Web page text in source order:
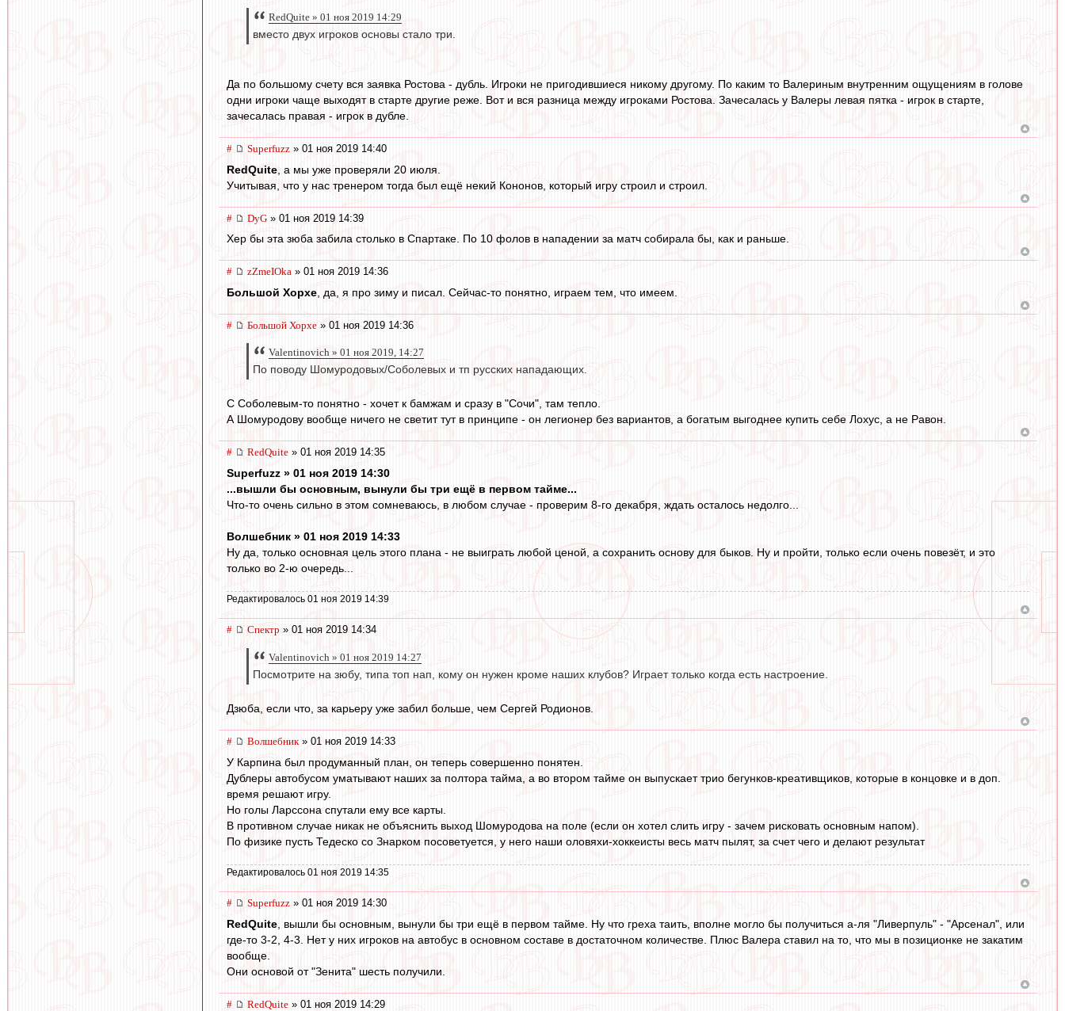
RedQuite » 01 ноя 2019 14:29
вместо двух игроков основы стало три.
Да по большому счету вся заявка Ростова - дубль. Игроки не пригодившиеся никому другому. По каким то Валериным внутренним ощущениям в голове
одни игроки чаще выходят в старте другие реже. Вот и вся разница между игроками Ростова. Зачесалась у Валеры левая пятка - игрок в старте,
зачесалась правая - игрок в дубле.
# Superfuzz » 01 ноя 2019 14:40
RedQuite , а мы уже проверяли 20 июля.
Учитывая, что у нас тренером тогда был ещё некий Кононов, который игру строил и строил.
# DyG » 01 ноя 2019 14:39
Хер бы эта зюба забила столько в Спартаке. По 10 фолов в нападении за матч собирала бы, как и раньше.
# zZmeIOka » 01 ноя 2019 14:36
Большой Хорхе , да, я про зиму и писал. Сейчас-то понятно, играем тем, что имеем.
# Большой Хорхе » 01 ноя 2019 14:36
Valentinovich » 01 ноя 2019, 14:27
По поводу Шомуродовых/Соболевых и тп русских нападающих.
С Соболевым-то понятно - хочет к бамжам и сразу в "Сочи", там тепло.
А Шомуродову вообще ничего не светит тут в принципе - он легионер без вариантов, а богатым выгоднее купить себе Лохус, а не Равон.
# RedQuite » 01 ноя 2019 14:35
Superfuzz » 01 ноя 2019 14:30
...вышли бы основным, вынули бы три ещё в первом тайме...
Что-то очень сильно в этом сомневаюсь, в любом случае - проверим 8-го декабря, ждать осталось недолго...
Волшебник » 01 ноя 2019 14:33
Ну да, только основная цель этого плана - не выиграть любой ценой, а сохранить основу для быков. Ну и пройти, только если очень повезёт, и это
только во 2-ю очередь...
Редактировалось 01 ноя 2019 14:39
# Спектр » 01 ноя 2019 14:34
Valentinovich » 01 ноя 2019 14:27
Посмотрите на зюбу, типа топ нап, кому он нужен кроме наших клубов? Играет только когда есть настроение.
Дзюба, если что, за карьеру уже забил больше, чем Сергей Родионов.
# Волшебник » 01 ноя 2019 14:33
У Карпина был продуманный план, он теперь совершенно понятен.
Дублеры автобусом уматывают наших за полтора тайма, а во втором тайме он выпускает трио бегунков-креативщиков, которые в концовке и в доп.
время решают игру.
Но голы Ларссона спутали ему все карты.
В противном случае никак не объяснить выход Шомуродова на поле (если он хотел слить игру - зачем рисковать основным напом).
По физике пусть Тедеско со Знарком посоветуется, у него наши оловяхи-хоккеисты весь матч пылят, за счет чего и делают результат
Редактировалось 01 ноя 2019 14:35
# Superfuzz » 01 ноя 2019 14:30
RedQuite , вышли бы основным, вынули бы три ещё в первом тайме. Ну что греха таить, вполне могло бы получиться а-ля "Ливерпуль" - "Арсенал", или
где-то 3-2, 4-3. Нет у них игроков на автобус в основном составе в достаточном количестве. Плюс Валера ставил на то, что мы в позиционке не закатим
вообще.
Они основой от "Зенита" шесть получили.
# RedQuite » 01 ноя 2019 14:29